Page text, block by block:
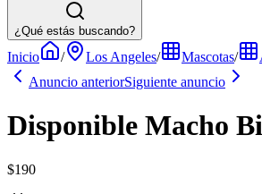
¿Qué estás buscando?
Inicio / Los Angeles/ Mascotas/
Anuncio anteriorSiguiente anuncio
Disponible Macho
$190